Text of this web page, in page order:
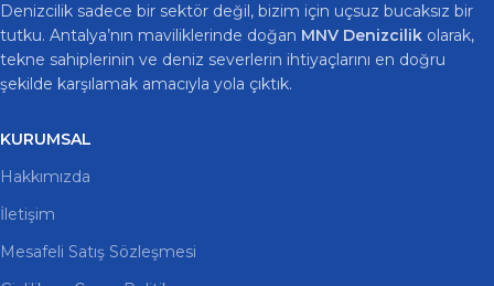
Denizcilik sadece bir sektör değil, bizim için uçsuz bucaksız bir
tutku. Antalya’nın maviliklerinde doğan MNV Denizcilik olarak,
tekne sahiplerinin ve deniz severlerin ihtiyaçlarını en doğru
şekilde karşılamak amacıyla yola çıktık.
KURUMSAL
Hakkımızda
İletişim
Mesafeli Satış Sözleşmesi